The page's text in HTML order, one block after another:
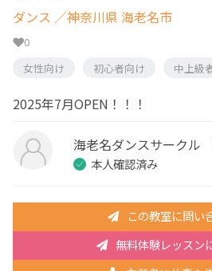
ダンス ／神奈川県 海老名市
0
女性向け
初心者向け 中上級
2025年7月OPEN！！！
海老名ダンスサーク
本人確認済み
この教室に問い
無料体験レッスン